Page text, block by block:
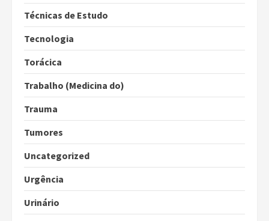
Técnicas de Estudo
Tecnologia
Torácica
Trabalho (Medicina do)
Trauma
Tumores
Uncategorized
Urgência
Urinário